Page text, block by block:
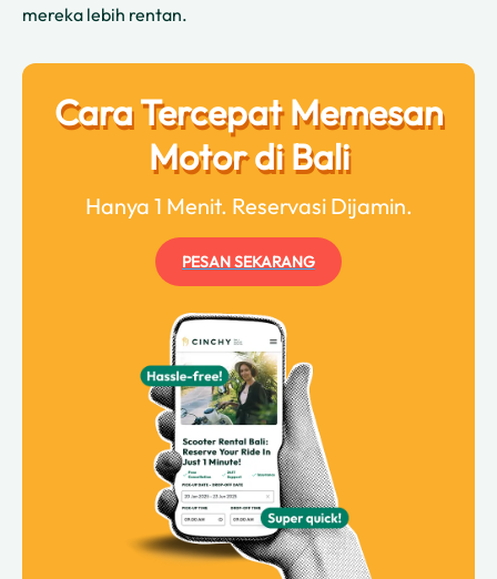
mereka lebih rentan.
Cara Tercepat Memesan
Motor di Bali
Hanya 1 Menit. Reservasi Dijamin.
PESAN SEKARANG